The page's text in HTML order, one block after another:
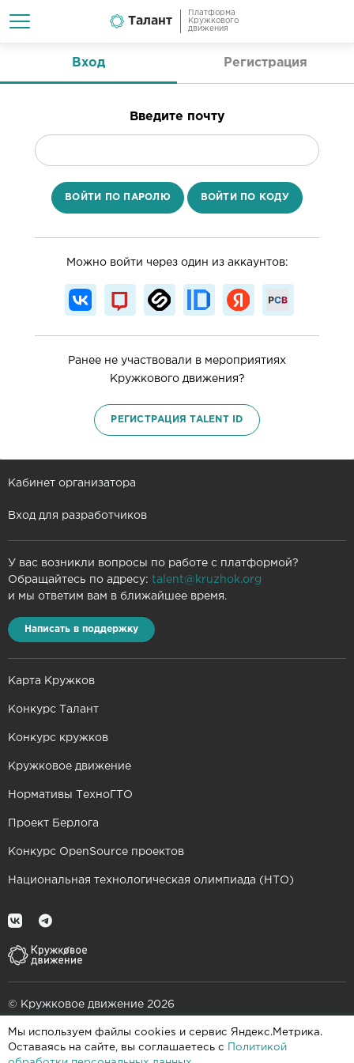
Мы используем файлы cookies и сервис Яндекс.Метрика.
Оставаясь на сайте, вы соглашаетесь с
Политикой
Талант
Платформа
Кружкового
движения
Вход Регистрация
Введите почту
ВОЙТИ ПО ПАРОЛЮ ВОЙТИ ПО КОДУ
Можно войти через один из аккаунтов:
Ранее не участвовали в мероприятиях
Кружкового движения?
РЕГИСТРАЦИЯ TALENT ID
Кабинет организатора
Вход для разработчиков
У вас возникли вопросы по работе с платформой?
Обращайтесь по адресу: talent@kruzhok.org
и мы ответим вам в ближайшее время.
Написать в поддержку
Карта Кружков
Конкурс Талант
Конкурс кружков
Кружковое движение
Нормативы ТехноГТО
Проект Берлога
Конкурс OpenSource проектов
Национальная технологическая олимпиада (НТО)
© Кружковое движение 2026
При поддержке